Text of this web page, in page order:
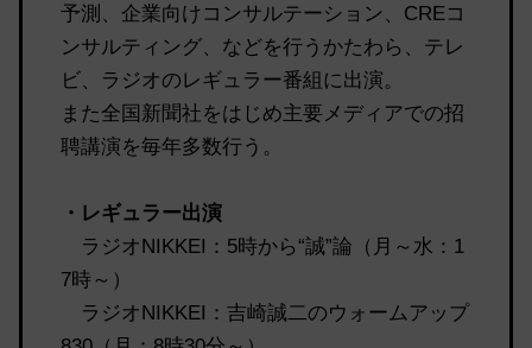
予測、企業向けコンサルテーション、CREコ
ンサルティング、などを行うかたわら、テレ
ビ、ラジオのレギュラー番組に出演。
また全国新聞社をはじめ主要メディアでの招
聘講演を毎年多数行う。
・レギュラー出演
ラジオNIKKEI：5時から“誠”論（月～水：1
7時～）
ラジオNIKKEI：吉崎誠二のウォームアップ